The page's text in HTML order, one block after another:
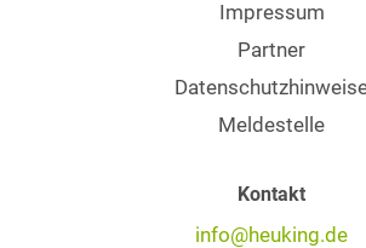
Impressum
Partner
Meldestelle
Kontakt
info@heuking.de